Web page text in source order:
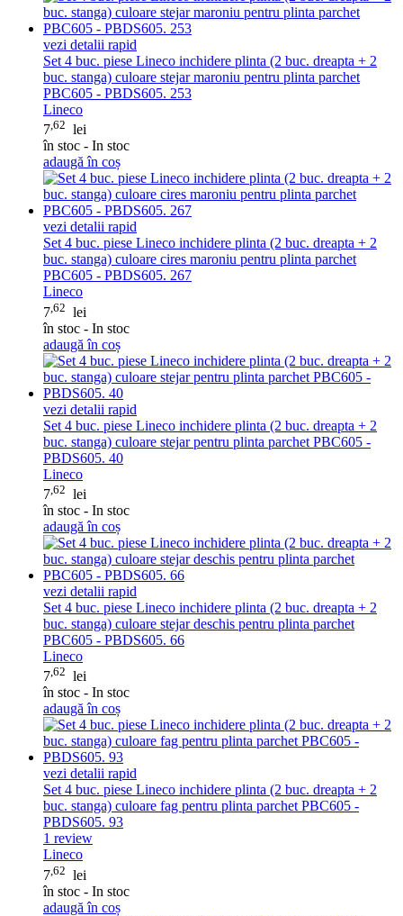
vezi detalii rapid
Set 4 buc. piese Lineco inchidere plinta (2 buc. dreapta + 2
buc. stanga) culoare stejar maroniu pentru plinta parchet
PBC605 - PBDS605. 253
Lineco
7,62 lei
în stoc - In stoc
adaugă în coș
vezi detalii rapid
Set 4 buc. piese Lineco inchidere plinta (2 buc. dreapta + 2
buc. stanga) culoare cires maroniu pentru plinta parchet
PBC605 - PBDS605. 267
Lineco
7 ,62 lei
în stoc - In stoc
adaugă în coș
vezi detalii rapid
Set 4 buc. piese Lineco inchidere plinta (2 buc. dreapta + 2
buc. stanga) culoare stejar pentru plinta parchet PBC605 -
PBDS605. 40
Lineco
7 ,62 lei
în stoc - In stoc
adaugă în coș
vezi detalii rapid
Set 4 buc. piese Lineco inchidere plinta (2 buc. dreapta + 2
buc. stanga) culoare stejar deschis pentru plinta parchet
PBC605 - PBDS605. 66
Lineco
7,62 lei
în stoc - In stoc
adaugă în coș
vezi detalii rapid
Set 4 buc. piese Lineco inchidere plinta (2 buc. dreapta + 2
buc. stanga) culoare fag pentru plinta parchet PBC605 -
PBDS605. 93
1 review
Lineco
7 ,62 lei
în stoc - In stoc
adaugă în coș